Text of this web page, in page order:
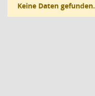
Keine Daten gefunden.